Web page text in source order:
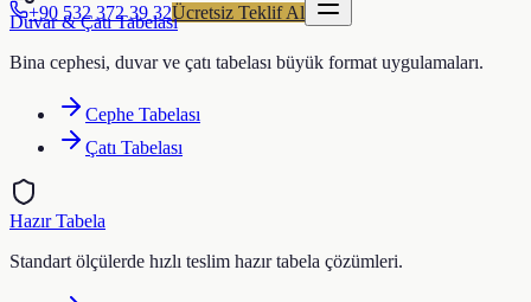
+90 532 372 39 32Ücretsiz Teklif Al
Duvar & Çatı Tabelası
Bina cephesi, duvar ve çatı tabelası büyük format uygulamaları.
Cephe Tabelası
Çatı Tabelası
Hazır Tabela
Standart ölçülerde hızlı teslim hazır tabela çözümleri.